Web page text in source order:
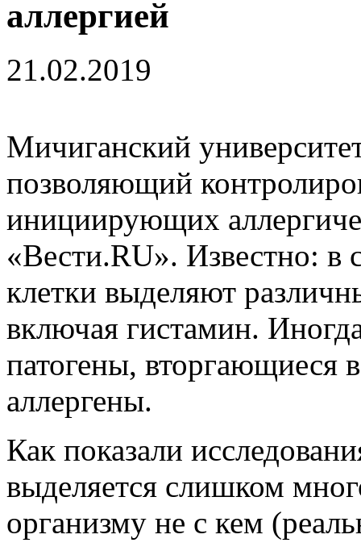
аллергией
21.02.2019
Мичиганский
позволяющий
инициирующих
«Вести.RU». Известно: в
клетки выделяют
включая гистамин.
патогены, вторгающиеся
аллергены.
Как показали
выделяется слишком
организму не с кем